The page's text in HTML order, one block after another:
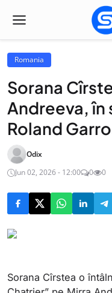
Romania
Sorana
Andreeva, în
Roland
Odix
Jun 02, 2026 - 12:00
0 0
Sorana Cîrstea o